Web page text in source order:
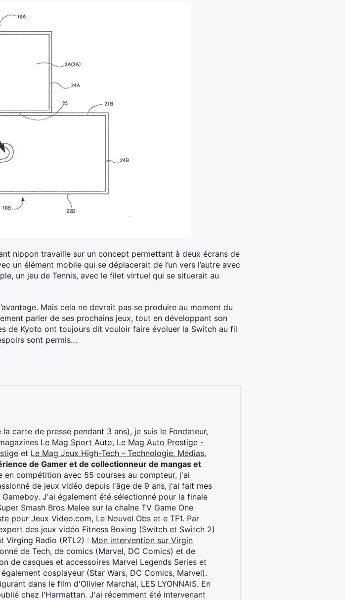
nippon travaille sur un concept permettant à deux écrans de
un élément mobile qui se déplacerait de l’un vers l’autre avec
un jeu de Tennis, avec le filet virtuel qui se situerait au
Mais cela ne devrait pas se produire au moment du
parler de ses prochains jeux, tout en développant son
de Kyoto ont toujours dit vouloir faire évoluer la Switch au fil
sont permis…
carte de presse pendant 3 ans), je suis le Fondateur,
Le Mag Sport Auto, Le Mag Auto Prestige -
et Le Mag Jeux High-Tech - Technologie, Médias,
de Gamer et de collectionneur de mangas et
en compétition avec 55 courses au compteur, j'ai
de jeux vidéo depuis l'âge de 9 ans, j'ai fait mes
J'ai également été sélectionné pour la finale
Smash Bros Melee sur la chaîne TV Game One
pour Jeux Video.com, Le Nouvel Obs et e TF1. Par
des jeux vidéo Fitness Boxing (Switch et Switch 2)
Virging Radio (RTL2) : Mon intervention sur Virgin
de Tech, de comics (Marvel, DC Comics) et de
de casques et accessoires Marvel Legends Series et
cosplayeur (Star Wars, DC Comics, Marvel).
dans le film d'Olivier Marchal, LES LYONNAIS. En
chez l'Harmattan. J'ai récemment été intervenant